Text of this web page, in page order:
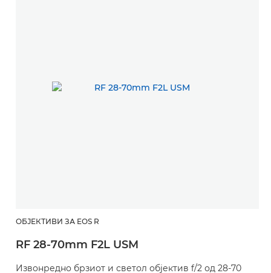
ОБЈЕКТИВИ ЗА EOS R
RF 28-70mm F2L USM
Извонредно брзиот и светол објектив f/2 од 28-70